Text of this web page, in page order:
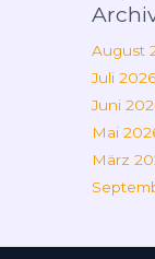
August
Juli 2026
Juni
Mai
März